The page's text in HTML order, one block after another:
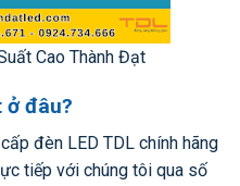
Cao Thành Đạt
ở đâu?
đèn LED TDL chính hãng
tiếp với chúng tôi qua số